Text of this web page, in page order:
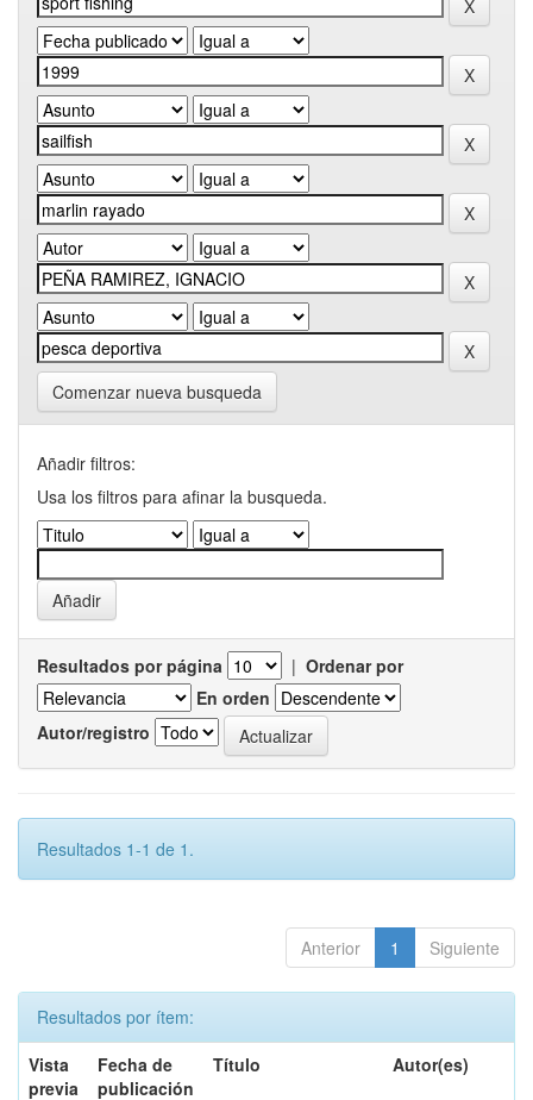
Comenzar nueva busqueda
Añadir filtros:
Usa los filtros para afinar la busqueda.
Resultados por página | Ordenar por
En orden
Autor/registro
Resultados 1-1 de 1.
Anterior 1 Siguiente
Resultados por ítem:
Vista
previa
Fecha de
publicación
Título Autor(es)